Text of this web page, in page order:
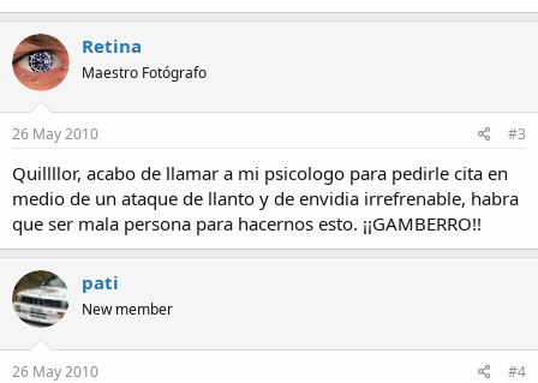
Retina
Maestro Fotógrafo
26 May 2010 #3
Quillllor, acabo de llamar a mi psicologo para pedirle cita en
medio de un ataque de llanto y de envidia irrefrenable, habra
que ser mala persona para hacernos esto. ¡¡GAMBERRO!!
pati
New member
26 May 2010 #4